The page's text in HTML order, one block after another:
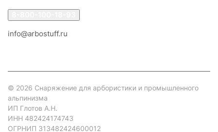
info@arbostuff.ru
© 2026 Снаряжение для арбористики и промышленного
альпинизма
ИП Глотов А.Н.
ИНН 482424174743
ОГРНИП 313482424600012